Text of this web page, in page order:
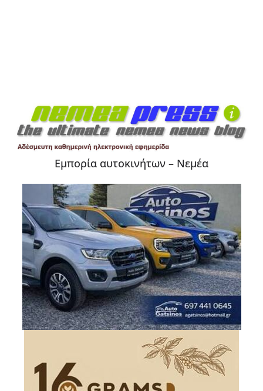
Εμπορία αυτοκινήτων – Νεμέα